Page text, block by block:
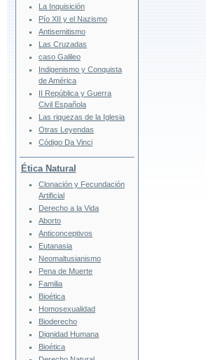
La Inquisición
Pío XII y el Nazismo
Antisemitismo
Las Cruzadas
caso Galileo
Indigenismo y Conquista
de América
II República y Guerra
Civil Española
Las riquezas de la Iglesia
Otras Leyendas
Código Da Vinci
Ética Natural
Clonación y Fecundación
Artificial
Derecho a la Vida
Aborto
Anticonceptivos
Eutanasia
Neomaltusianismo
Pena de Muerte
Familia
Bioética
Homosexualidad
Bioderecho
Dignidad Humana
Bioética